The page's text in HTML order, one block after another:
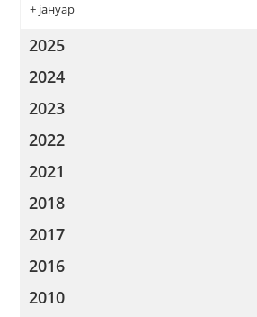
+ јануар
2025
2024
2023
2022
2021
2018
2017
2016
2010